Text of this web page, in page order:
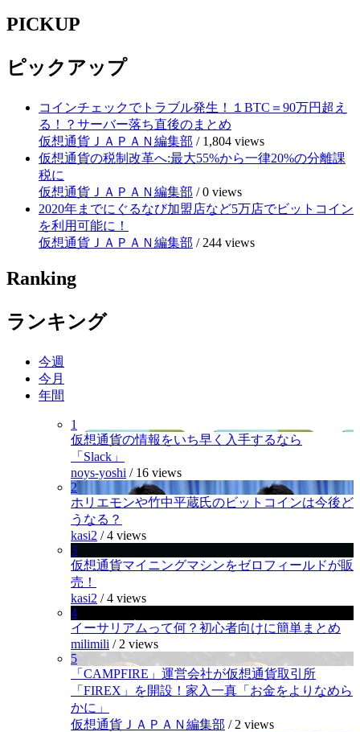
PICKUP
ピックアップ
コインチェックでトラブル発生！１BTC＝90万円超え
る！？サーバー落ち直後のまとめ
仮想通貨ＪＡＰＡＮ編集部 / 1,804 views
仮想通貨の税制改革へ:最大55%から一律20%の分離課
税に
仮想通貨ＪＡＰＡＮ編集部 /0 views
2020年までにぐるなび加盟店など5万店でビットコイン
を利用可能に！
仮想通貨ＪＡＰＡＮ編集部 / 244 views
Ranking
ランキング
今週
今月
年間
1
仮想通貨の情報をいち早く入手するなら
「Slack」
noys-yoshi / 16 views
2
ホリエモンや竹中平蔵氏のビットコインは今後ど
うなる？
kasi2 /4 views
3
仮想通貨マイニングマシンをゼロフィールドが販
売！
kasi2 /4 views
4
イーサリアムって何？初心者向けに簡単まとめ
milimili / 2 views
5
「CAMPFIRE」運営会社が仮想通貨取引所
「FIREX」を開設！家入一真「お金をよりなめら
かに」
仮想通貨ＪＡＰＡＮ編集部 / 2 views